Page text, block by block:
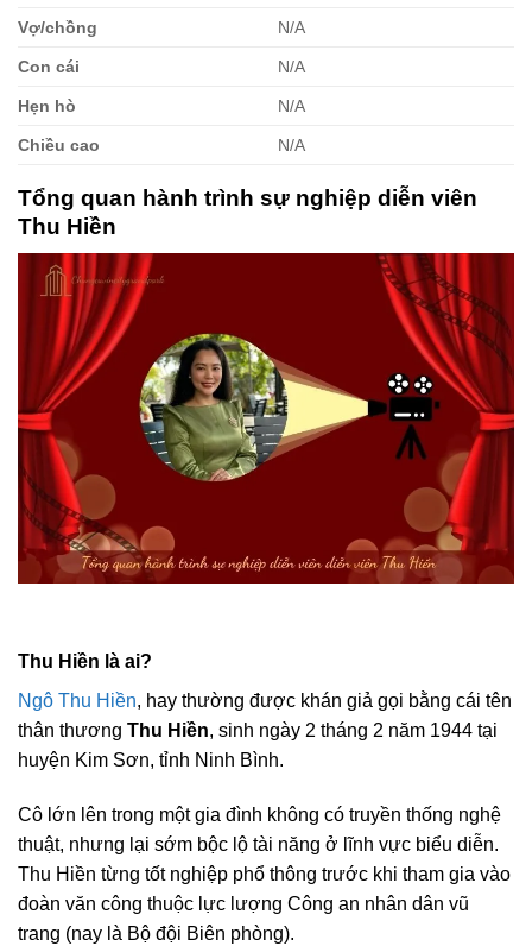
Vợ/chồng N/A
Con cái N/A
Hẹn hò N/A
Chiều cao N/A
Tổng quan hành trình sự nghiệp diễn viên
Thu Hiền
Thu Hiền là ai?
Ngô Thu Hiền, hay thường được khán giả gọi bằng cái tên
thân thương Thu Hiền, sinh ngày 2 tháng 2 năm 1944 tại
huyện Kim Sơn, tỉnh Ninh Bình.
Cô lớn lên trong một gia đình không có truyền thống nghệ
thuật, nhưng lại sớm bộc lộ tài năng ở lĩnh vực biểu diễn.
Thu Hiền từng tốt nghiệp phổ thông trước khi tham gia vào
đoàn văn công thuộc lực lượng Công an nhân dân vũ
trang (nay là Bộ đội Biên phòng).